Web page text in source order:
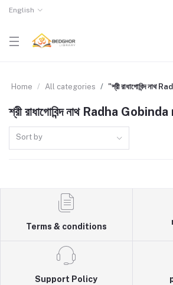
English
Home All categories "শ্রী রাধাগোবিন্দ
শ্রী রাধাগোবিন্দ নাথ Radha
Sort by
Terms & conditions
Support Policy